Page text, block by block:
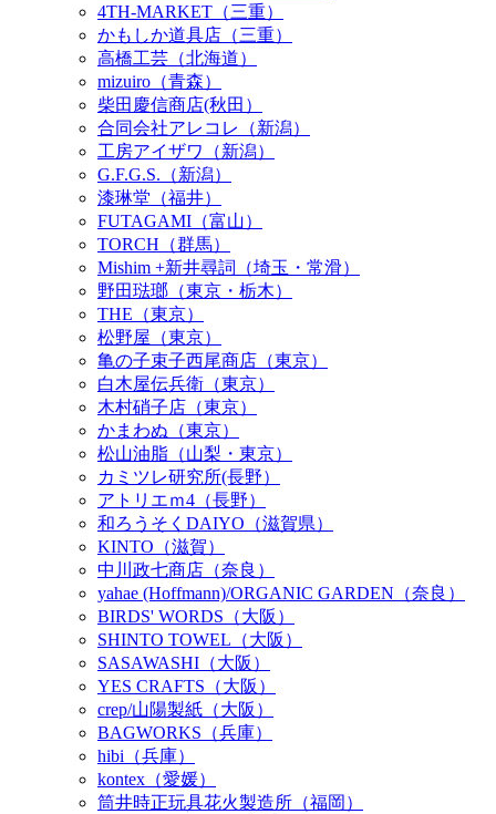
4TH-MARKET（三重）
かもしか道具店（三重）
高橋工芸（北海道）
mizuiro（青森）
柴田慶信商店(秋田）
合同会社アレコレ（新潟）
工房アイザワ（新潟）
G.F.G.S.（新潟）
漆琳堂（福井）
FUTAGAMI（富山）
TORCH（群馬）
Mishim +新井尋詞（埼玉・常滑）
野田琺瑯（東京・栃木）
THE（東京）
松野屋（東京）
亀の子束子西尾商店（東京）
白木屋伝兵衛（東京）
木村硝子店（東京）
かまわぬ（東京）
松山油脂（山梨・東京）
カミツレ研究所(長野）
アトリエｍ4（長野）
和ろうそくDAIYO（滋賀県）
KINTO（滋賀）
中川政七商店（奈良）
yahae (Hoffmann)/ORGANIC GARDEN（奈良）
BIRDS' WORDS（大阪）
SHINTO TOWEL（大阪）
SASAWASHI（大阪）
YES CRAFTS（大阪）
crep/山陽製紙（大阪）
BAGWORKS（兵庫）
hibi（兵庫）
kontex（愛媛）
筒井時正玩具花火製造所（福岡）